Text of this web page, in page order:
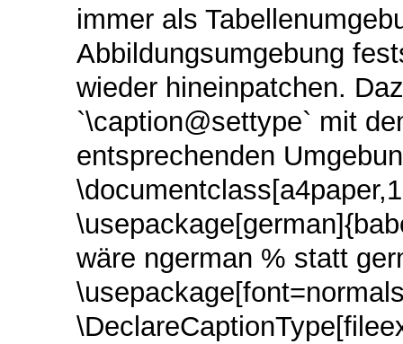
immer als
Abbildungsumgebung
wieder hineinpatchen.
`\caption@settype` mit
entsprechenden
wäre ngerman % statt